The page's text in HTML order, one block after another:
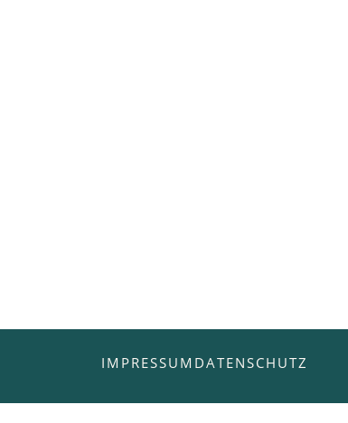
IMPRESSUM DATENSCHUTZ